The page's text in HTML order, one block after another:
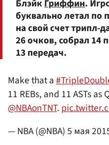
БлэйкГриффин.
буквально летал по
на свой счет трипл-
26 очков, собрал 14
13 передач.
Make that a
11 REBs, and 11 ASTs
@NBAonTNT.
— NBA (@NBA)5 мая